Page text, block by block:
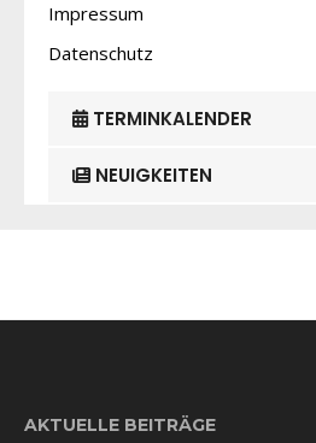
Impressum
Datenschutz
TERMINKALENDER
NEUIGKEITEN
AKTUELLE BEITRÄGE